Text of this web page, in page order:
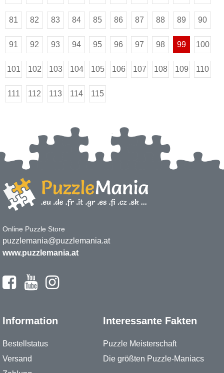
81 82 83 84 85 86 87 88 89 90
91 92 93 94 95 96 97 98 99 100
101 102 103 104 105 106 107 108 109 110
111 112 113 114 115
Online Puzzle Store
puzzlemania@puzzlemania.at
www.puzzlemania.at
Information
Bestellstatus
Versand
Interessante Fakten
Puzzle Meisterschaft
Die größten Puzzle-Maniacs